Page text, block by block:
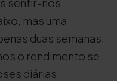
mas uma
duas semanas.
o rendimento se
diárias